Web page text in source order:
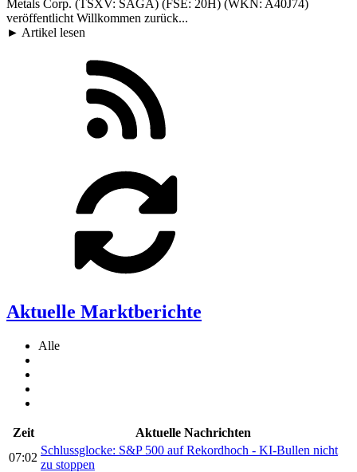
Metals Corp. (TSXV: SAGA) (FSE: 20H) (WKN: A40J74)
veröffentlicht Willkommen zurück...
► Artikel lesen
Aktuelle Marktberichte
Alle
Zeit
Aktuelle Nachrichten
07:02
Schlussglocke: S&P 500 auf Rekordhoch - KI-Bullen nicht
zu stoppen